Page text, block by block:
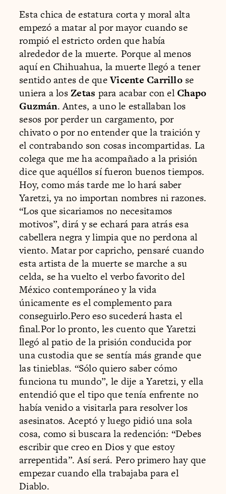
Esta chica de estatura corta y moral alta
empezó a matar al por mayor cuando se
rompió el estricto orden que había
alrededor de la muerte. Porque al menos
aquí en Chihuahua, la muerte llegó a tener
sentido antes de queVicente Carrillose
uniera a losZetas para acabar con elChapo
Guzmán. Antes, a uno le estallaban los
sesos por perder un cargamento, por
chivato o por no entender que la traición y
el contrabando son cosas incompartidas. La
colega que me ha acompañado a la prisión
dice que aquéllos sí fueron buenos tiempos.
Hoy, como más tarde me lo hará saber
Yaretzi, ya no importan nombres ni razones.
“Los que sicariamos no necesitamos
motivos”, dirá y se echará para atrás esa
cabellera negra y limpia que no perdona al
viento. Matar por capricho, pensaré cuando
esta artista de la muerte se marche a su
celda, se ha vuelto el verbo favorito del
México contemporáneo y la vida
únicamente es el complemento para
conseguirlo.Pero eso sucederá hasta el
final.Por lo pronto, les cuento que Yaretzi
llegó al patio de la prisión conducida por
una custodia que se sentía más grande que
las tinieblas. “Sólo quiero saber cómo
funciona tu mundo”, le dije a Yaretzi, y ella
entendió que el tipo que tenía enfrente no
había venido a visitarla para resolver los
asesinatos. Aceptó y luego pidió una sola
cosa, como si buscara la redención: “Debes
escribir que creo en Dios y que estoy
arrepentida”. Así será. Pero primero hay que
empezar cuando ella trabajaba para el
Diablo.